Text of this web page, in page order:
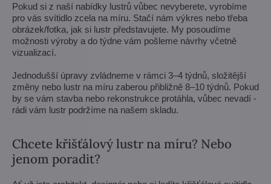
Pokud si z naší nabídky lustrů vůbec nevyberete, vyrobíme
pro vás svítidlo zcela na míru. Stačí nám výkres nebo třeba
obrázek/fotka, jak si lustr představujete. My posoudíme
možnosti výroby a do týdne vám pošleme návrhy včetně
vizualizací.
Jednodušší úpravy zvládneme v rámci 3–4 týdnů, složitější
změny nebo lustr na míru zaberou přibližně 8–10 týdnů. Pokud
by se vám stavba nebo rekonstrukce protáhla, vůbec nevadí -
rádi vám lustr podržíme na našem skladu.
Chcete křišťálový lustr na míru? Nebo
jenom poradit?